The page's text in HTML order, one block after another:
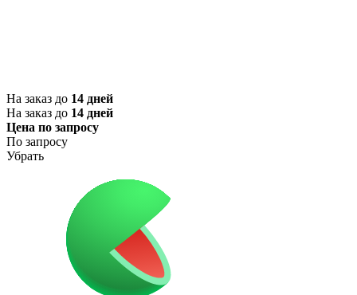
На заказ до 14 дней
На заказ до 14 дней
Цена по запросу
По запросу
Убрать